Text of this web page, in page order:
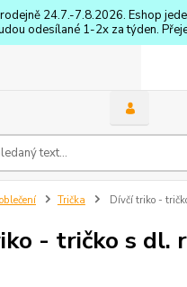
24.7.-7.8.2026. Eshop
odesílané 1-2x za týden.
Trička Dívčí triko -
- tričko s dl.